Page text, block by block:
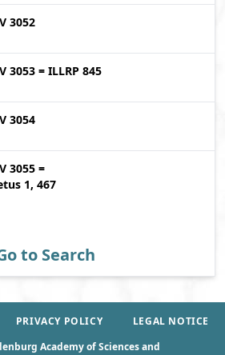
3052
3053 = ILLRP 845
3054
3055 =
1, 467
to Search
PRIVACY POLICY
LEGAL NOTICE
Academy of Sciences and